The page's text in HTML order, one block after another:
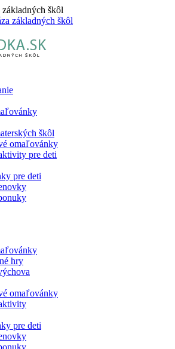
základných škôl
škôl
omaľovánky
pre deti
pre deti
hry
omaľovánky
pre deti